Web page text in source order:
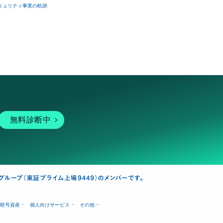
ュリティ事業の軌跡
無料診断中
暗号資産 個人向けサービス その他